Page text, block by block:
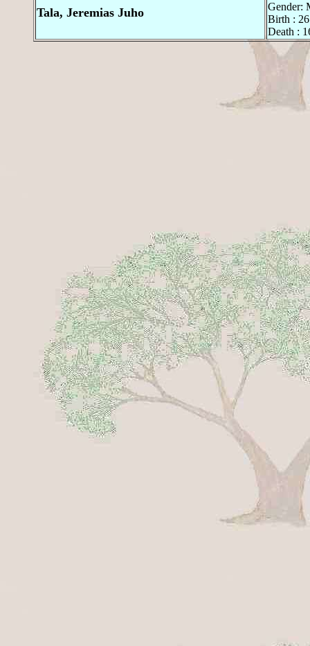
Tala, Jeremias Juho
Gender:
Birth :
Death :